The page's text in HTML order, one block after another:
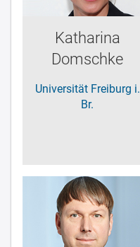
Katharina
Domschke
Universität Freiburg i.
Br.